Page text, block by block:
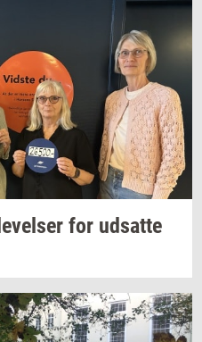
for ud­sat­te